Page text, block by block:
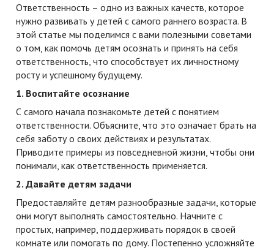
Ответственность – одно из важных качеств, которое
нужно развивать у детей с самого раннего возраста. В
этой статье мы поделимся с вами полезными советами
о том, как помочь детям осознать и принять на себя
ответственность, что способствует их личностному
росту и успешному будущему.
1. Воспитайте осознание
С самого начала познакомьте детей с понятием
ответственности. Объясните, что это означает брать на
себя заботу о своих действиях и результатах.
Приводите примеры из повседневной жизни, чтобы они
понимали, как ответственность применяется.
2. Давайте детям задачи
Предоставляйте детям разнообразные задачи, которые
они могут выполнять самостоятельно. Начните с
простых, например, поддерживать порядок в своей
комнате или помогать по дому. Постепенно усложняйте